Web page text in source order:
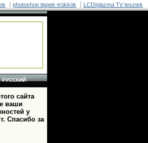
photoshop tippek-trükkök LCD/plazma TV tesztek
РУССКИЙ
сайта
ваши
у
Спасибо за